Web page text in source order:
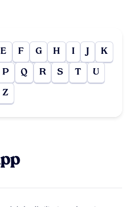
E F G H I J K
P Q R S T U
Z